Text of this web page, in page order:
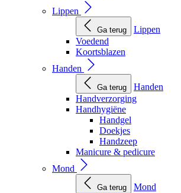
Lippen
Ga terug
Lippen
Voedend
Koortsblazen
Handen
Ga terug
Handen
Handverzorging
Handhygiëne
Handgel
Doekjes
Handzeep
Manicure & pedicure
Mond
Ga terug
Mond